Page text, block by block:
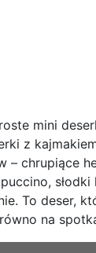
mini
z
– chrupiące
To deser,
na